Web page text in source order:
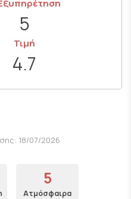
5
Τιμή
4.7
18/07/2026
5
Ατμόσφαιρα